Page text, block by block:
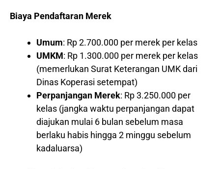
Biaya Pendaftaran Merek
Umum: Rp 2.700.000 per merek per kelas
UMKM: Rp 1.300.000 per merek per kelas
(memerlukan Surat Keterangan UMK dari
Dinas Koperasi setempat)
Perpanjangan Merek: Rp 3.250.000 per
kelas (jangka waktu perpanjangan dapat
diajukan mulai 6 bulan sebelum masa
berlaku habis hingga 2 minggu sebelum
kadaluarsa)